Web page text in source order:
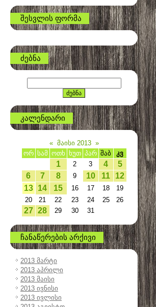
შესვლის ფორმა
ძებნა
კალენდარი
« მაისი 2013 »
ორ სამ ოთხ ხუთ პარ შაბ კვ
1 2 3 4
5
6
7 8 9 10 11
12
13
14 15 16 17 18
19
20
21 22 23 24 25 26
27 28 29 30 31
ჩანაწერების არქივი
2013 მარტი
2013 აპრილი
2013 მაისი
2013 ივნისი
2013 ივლისი